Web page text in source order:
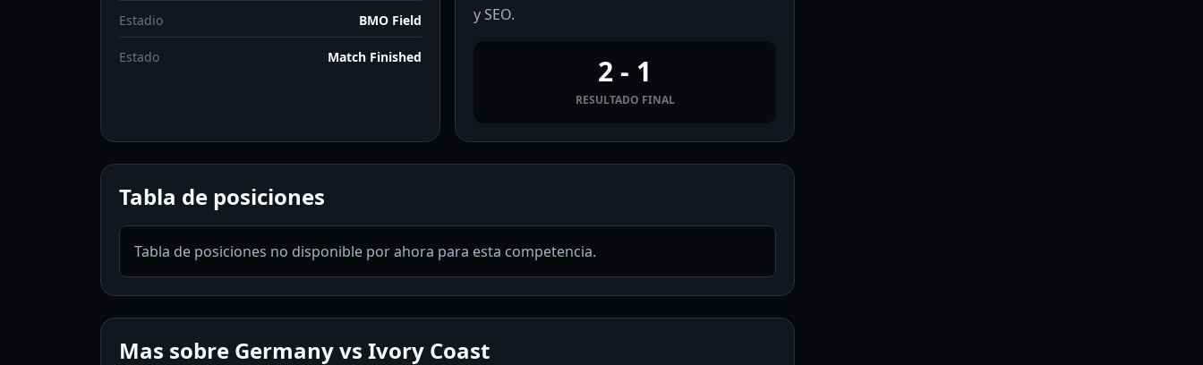
Estadio BMO Field
Estado Match Finished
y SEO.
2 - 1
RESULTADO FINAL
Tabla de posiciones
Tabla de posiciones no disponible por ahora para esta competencia.
Mas sobre Germany vs Ivory Coast